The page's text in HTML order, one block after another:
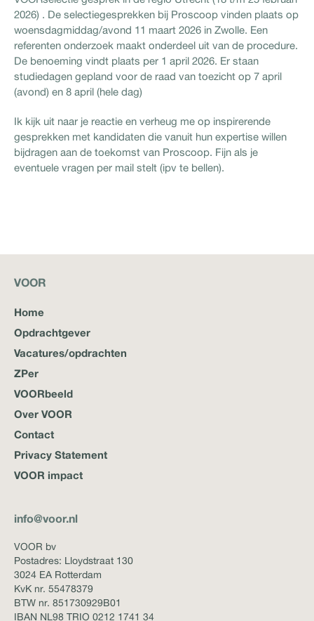
2026) . De selectiegesprekken bij Proscoop vinden plaats op
woensdagmiddag/avond 11 maart 2026 in Zwolle. Een
referenten onderzoek maakt onderdeel uit van de procedure.
De benoeming vindt plaats per 1 april 2026. Er staan
studiedagen gepland voor de raad van toezicht op 7 april
(avond) en 8 april (hele dag)
Ik kijk uit naar je reactie en verheug me op inspirerende
gesprekken met kandidaten die vanuit hun expertise willen
bijdragen aan de toekomst van Proscoop. Fijn als je
eventuele vragen per mail stelt (ipv te bellen).
VOOR
Home
Opdrachtgever
Vacatures/opdrachten
ZPer
VOORbeeld
Over VOOR
Contact
Privacy Statement
VOOR impact
info@voor.nl
VOOR bv
Postadres: Lloydstraat 130
3024 EA Rotterdam
KvK nr. 55478379
BTW nr. 851730929B01
IBAN NL98 TRIO 0212 1741 34